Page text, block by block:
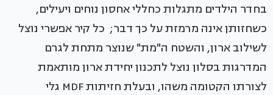
בחדר הילדים מתגלות כחללי אחסון נוחים ויעילים,
כשחזותן אינה מרמזת על כך דבר; כל קיר אפשרי נוצל
לשילוב ארון, והשטח ה"מת" שנוצר מתחת לגרם
המדרגות בסלון נוצל לתכנון יחידת ארון מותאמת
לצורתו הקטומה משהו, ובעלת חזיתות MDF גלי